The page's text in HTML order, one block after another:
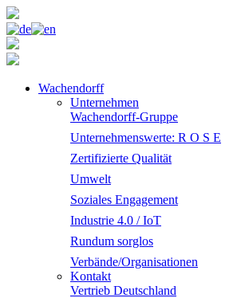
Wachendorff
Unternehmen
Wachendorff-Gruppe
Unternehmenswerte: R O S E
Zertifizierte Qualität
Umwelt
Soziales Engagement
Industrie 4.0 / IoT
Rundum sorglos
Verbände/Organisationen
Kontakt
Vertrieb Deutschland